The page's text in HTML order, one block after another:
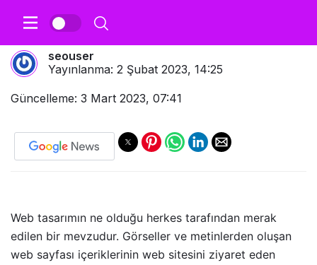
Profesyonel Web Tasarım Nedir
seouser
Yayınlanma: 2 Şubat 2023, 14:25
Güncelleme: 3 Mart 2023, 07:41
Web tasarımın ne olduğu herkes tarafından merak
edilen bir mevzudur. Görseller ve metinlerden oluşan
web sayfası içeriklerinin web sitesini ziyaret eden